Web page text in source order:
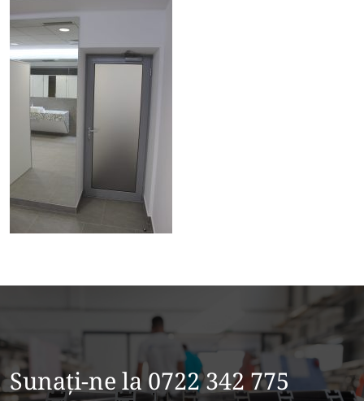
Sunați-ne la 0722 342 775